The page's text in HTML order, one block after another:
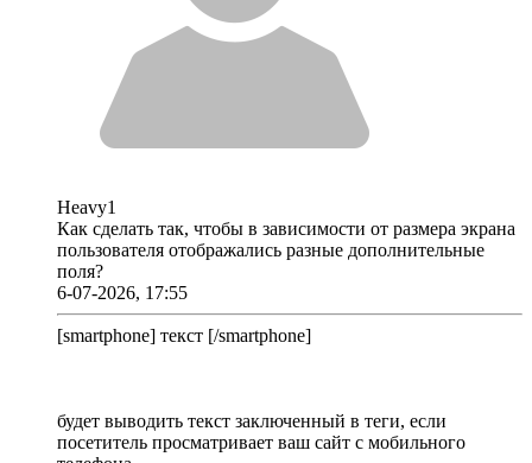
Heavy1
Как сделать так, чтобы в зависимости от размера экрана
пользователя отображались разные дополнительные
поля?
6-07-2026, 17:55
[smartphone] текст [/smartphone]
будет выводить текст заключенный в теги, если
посетитель просматривает ваш сайт с мобильного